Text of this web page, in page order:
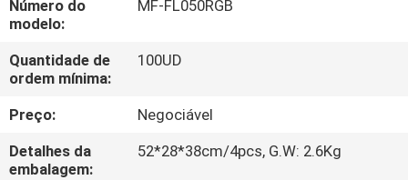
FÁBRICA
CONTROLE
DA
QUALIDADE
Número do
modelo:
MF-FL050RGB
Quantidade de
ordem mínima:
100UD
Preço:
Negociável
Detalhes da
embalagem:
52*28*38cm/4pcs, G.W: 2.6Kg